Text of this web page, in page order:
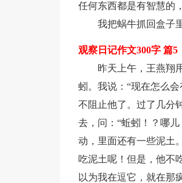
任何东西都是有智慧的
我把蜗牛抓回盒子
观察日记作文300字 篇5
昨天上午，王燕翔
蚓。我说：“现在怎么
不阻止他了。过了几分
去，问：“蚯蚓！？哪
动，里面还有一些泥土
吃泥土呢！但是，他不
以为我在逗它，就在那